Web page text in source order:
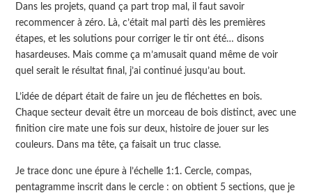
Dans les projets, quand ça part trop mal, il faut savoir
recommencer à zéro. Là, c’était mal parti dès les premières
étapes, et les solutions pour corriger le tir ont été… disons
hasardeuses. Mais comme ça m’amusait quand même de voir
quel serait le résultat final, j’ai continué jusqu’au bout.
L’idée de départ était de faire un jeu de fléchettes en bois.
Chaque secteur devait être un morceau de bois distinct, avec une
finition cire mate une fois sur deux, histoire de jouer sur les
couleurs. Dans ma tête, ça faisait un truc classe.
Je trace donc une épure à l’échelle 1:1. Cercle, compas,
pentagramme inscrit dans le cercle : on obtient 5 sections, que je